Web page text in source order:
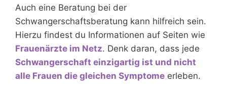
Auch eine Beratung bei der
Schwangerschaftsberatung kann hilfreich sein.
Hierzu findest du Informationen auf Seiten wie
Frauenärzte im Netz. Denk daran, dass jede
Schwangerschaft einzigartig ist und nicht
alle Frauen die gleichen Symptome erleben.